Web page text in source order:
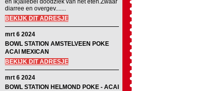
en ik)allebei doodziek van het eten.Zwaar
diarree en overgev.......
BEKIJK DIT ADRESJE
mrt 6 2024
BOWL STATION AMSTELVEEN POKE
ACAI MEXICAN
BEKIJK DIT ADRESJE
mrt 6 2024
BOWL STATION HELMOND POKE - ACAI